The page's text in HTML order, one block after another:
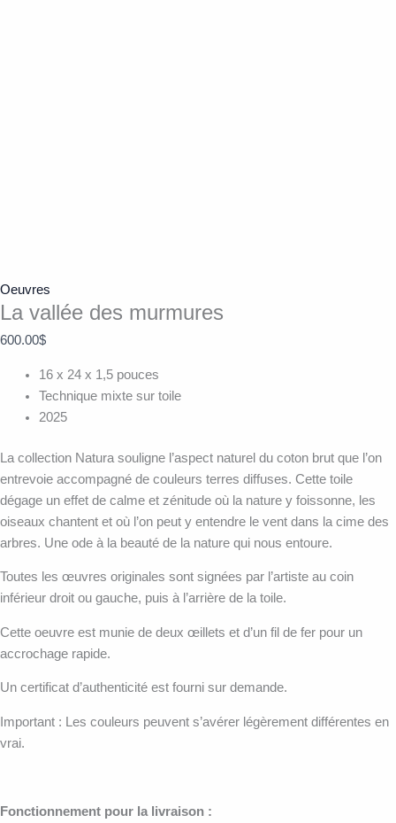
Oeuvres
La vallée des murmures
600.00$
16 x 24 x 1,5 pouces
Technique mixte sur toile
2025
La collection Natura souligne l’aspect naturel du coton brut que l’on
entrevoie accompagné de couleurs terres diffuses. Cette toile
dégage un effet de calme et zénitude où la nature y foissonne, les
oiseaux chantent et où l’on peut y entendre le vent dans la cime des
arbres. Une ode à la beauté de la nature qui nous entoure.
Toutes les œuvres originales sont signées par l’artiste au coin
inférieur droit ou gauche, puis à l’arrière de la toile.
Cette oeuvre est munie de deux œillets et d’un fil de fer pour un
accrochage rapide.
Un certificat d’authenticité est fourni sur demande.
Important : Les couleurs peuvent s’avérer légèrement différentes en
vrai.
Fonctionnement pour la livraison :